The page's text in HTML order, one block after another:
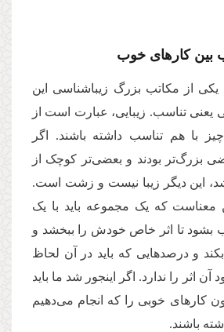
بین کارهای خوب
یکی از مکاتب بزرگ زیباشناسی این
یعنی تناسب. زیبایی، عبارت است از
با هم تناسب داشته باشند. اگر
بزرگ‌تر بودند و بعضی‌تر کوچک از
این دیگر زیبا نیست و زشت است.
معناست که یک مجموعه‌ باید با یک
بشود تا اثر خاص خودش را ببخشد و
و درصدهایی که باید در آن لحاظ
اثر را ندارد. اگر اینجور شد ما باید
کارهای خوبی را که انجام می‌دهیم
باشند.